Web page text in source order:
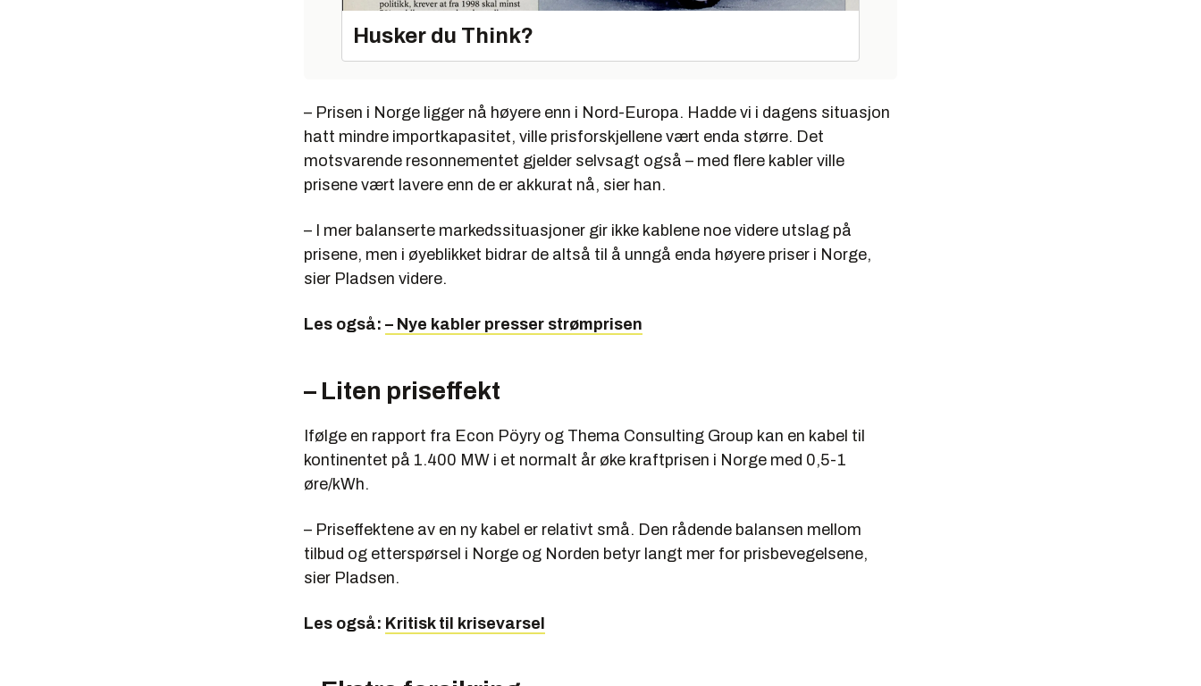
Husker du Think?
– Prisen i Norge ligger nå høyere enn i Nord-Europa. Hadde vi i dagens situasjon
hatt mindre importkapasitet, ville prisforskjellene vært enda større. Det
motsvarende resonnementet gjelder selvsagt også – med flere kabler ville
prisene vært lavere enn de er akkurat nå, sier han.
– I mer balanserte markedssituasjoner gir ikke kablene noe videre utslag på
prisene, men i øyeblikket bidrar de altså til å unngå enda høyere priser i Norge,
sier Pladsen videre.
Les også: – Nye kabler presser strømprisen
– Liten priseffekt
Ifølge en rapport fra Econ Pöyry og Thema Consulting Group kan en kabel til
kontinentet på 1.400 MW i et normalt år øke kraftprisen i Norge med 0,5-1
øre/kWh.
– Priseffektene av en ny kabel er relativt små. Den rådende balansen mellom
tilbud og etterspørsel i Norge og Norden betyr langt mer for prisbevegelsene,
sier Pladsen.
Les også: Kritisk til krisevarsel